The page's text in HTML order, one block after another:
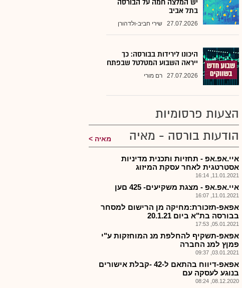
יש המלצה חמה על הבורסה
בתל אביב
27.07.2026 שירי חביב-ולדהורן
היכונו לירידות בבורסה: כך
ייראה השבוע המטלטל שבפתח
27.07.2026 רם מורי
הצעות פרסומיות
הודעות בורסה - מאיה
מאיה
איי.אפ.אפ - תחזיות ותכנית מדיניות
אסטרטגית לאחר עסקת המיזוג
11.01.2021, 16:14
איי.אפ.אפ - מצגת משקיעים- 425 םען
11.01.2021, 16:07
אפאפ-תזכורת:מחיקה מן הרישום למסחר
בבורסה בת"א ביום 20.1.21
05.01.2021, 17:53
אפאפ-תשקיף להחלפת מנ המוחזקות ע"י
פמןץ למנ החברה
03.01.2021, 09:37
אפאפ-דיווח בהתאם ל-42 -קבלת אישורים
בנוגע לעסקה עם
08.12.2020, 08:24